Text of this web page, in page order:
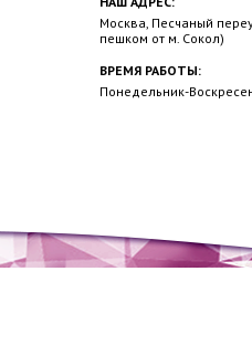
Москва, Песчаный
пешком от м. Сокол)
ВРЕМЯ РАБОТЫ:
Понедельник-